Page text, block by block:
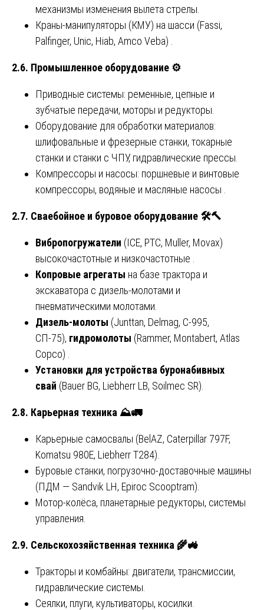
механизмы изменения вылета стрелы.
Краны-манипуляторы (КМУ) на шасси (Fassi,
Palfinger, Unic, Hiab, Amco Veba) .
2.6. Промышленное оборудование ⚙️
Приводные системы: ременные, цепные и
зубчатые передачи, моторы и редукторы.
Оборудование для обработки материалов:
шлифовальные и фрезерные станки, токарные
станки и станки с ЧПУ, гидравлические прессы.
Компрессоры и насосы: поршневые и винтовые
компрессоры, водяные и масляные насосы .
2.7. Сваебойное и буровое оборудование 🛠🔨
Вибропогружатели (ICE, PTC, Muller, Movax)
высокочастотные и низкочастотные .
Копровые агрегаты на базе трактора и
экскаватора с дизель-молотами и
пневматическими молотами.
Дизель-молоты (Junttan, Delmag, С-995,
СП-75), гидромолоты (Rammer, Montabert, Atlas
Copco) .
Установки для устройства буронабивных
свай (Bauer BG, Liebherr LB, Soilmec SR).
2.8. Карьерная техника ⛰🚛
Карьерные самосвалы (BelAZ, Caterpillar 797F,
Komatsu 980E, Liebherr T284).
Буровые станки, погрузочно-доставочные машины
(ПДМ — Sandvik LH, Epiroc Scooptram).
Мотор-колёса, планетарные редукторы, системы
управления.
2.9. Сельскохозяйственная техника 🌾🚜
Тракторы и комбайны: двигатели, трансмиссии,
гидравлические системы.
Сеялки, плуги, культиваторы, косилки.